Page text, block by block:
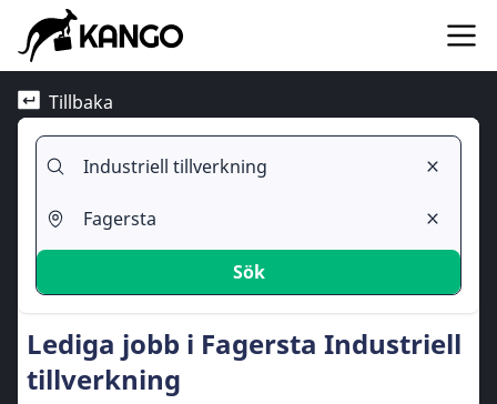
Tillbaka
Sök
Lediga jobb i Fagersta Industriell
tillverkning